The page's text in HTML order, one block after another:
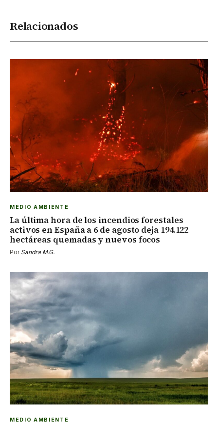
Relacionados
MEDIO AMBIENTE
La última hora de los incendios forestales
activos en España a 6 de agosto deja 194.122
hectáreas quemadas y nuevos focos
Por Sandra M.G.
MEDIO AMBIENTE